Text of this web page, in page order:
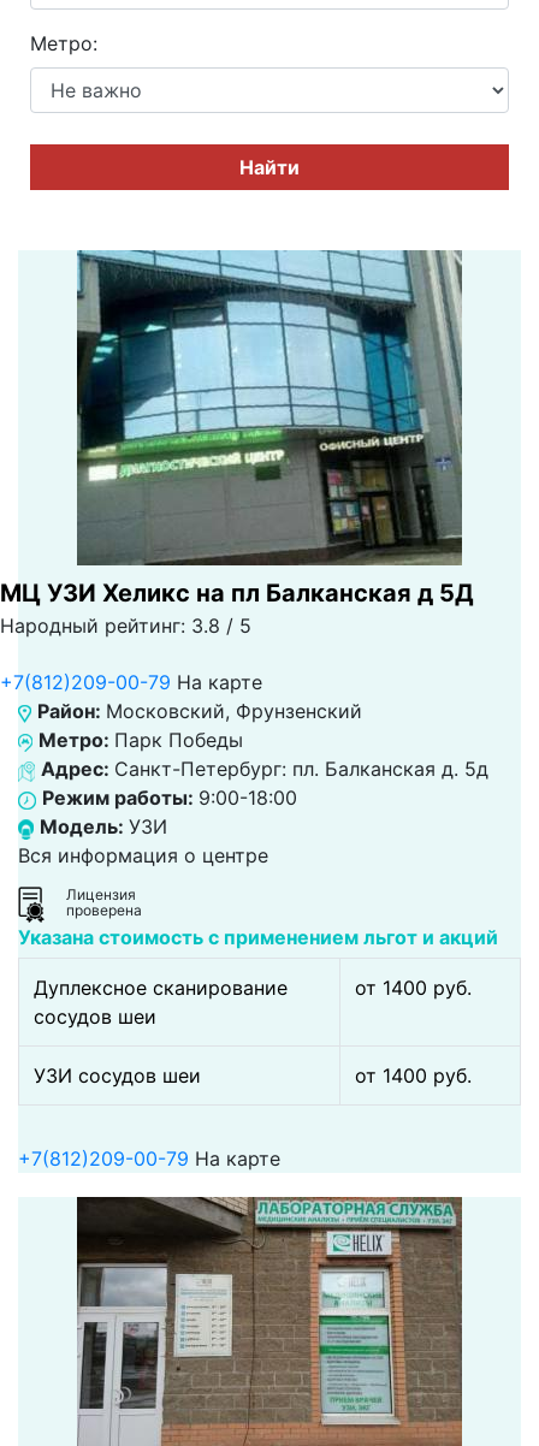
Метро:
Найти
МЦ УЗИ Хеликс на пл Балканская д 5Д
Народный рейтинг: 3.8 / 5
+7(812)209-00-79 На карте
Район: Московский, Фрунзенский
Метро: Парк Победы
Адрес: Санкт-Петербург: пл. Балканская д. 5д
Режим работы: 9:00-18:00
Модель: УЗИ
Вся информация о центре
Лицензия
проверена
Указана стоимость с применением льгот и акций
Дуплексное сканирование
сосудов шеи
от 1400 pуб.
УЗИ сосудов шеи от 1400 pуб.
+7(812)209-00-79 На карте